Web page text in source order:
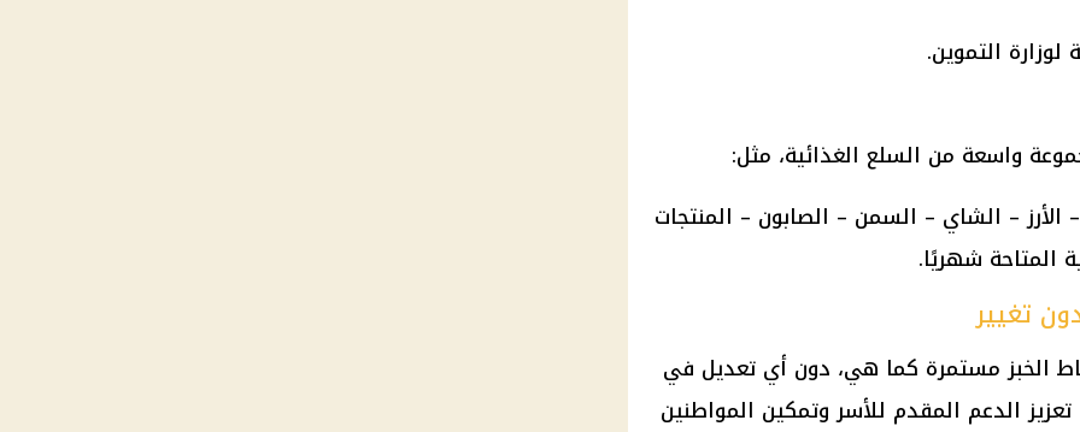
لوزارة التموين.
واسعة من السلع الغذائية، مثل:
الأرز – الشاي – السمن – الصابون – المنتجات
المتاحة شهريًا.
تغيير
الخبز مستمرة كما هي، دون أي تعديل في
الدعم المقدم للأسر وتمكين المواطنين